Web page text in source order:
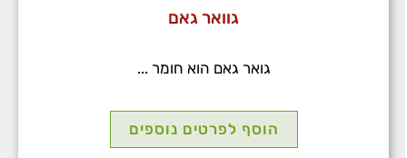
גוואר גאם
גואר גאם הוא חומר ...
הוסף לפרטים נוספים